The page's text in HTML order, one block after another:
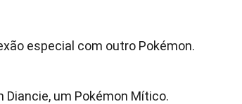
especial com outro Pokémon.
um Pokémon Mítico.